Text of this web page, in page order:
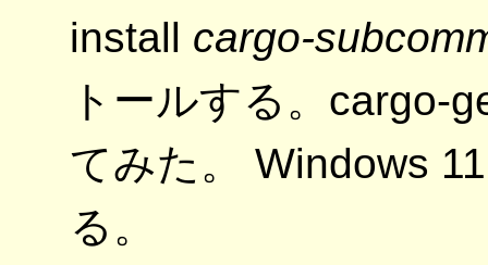
install cargo-
トールする。cargo-
てみた。 Windows
る。